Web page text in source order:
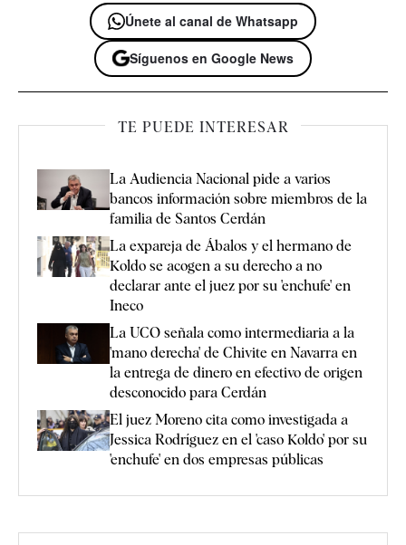
Únete al canal de Whatsapp
Síguenos en Google News
TE PUEDE INTERESAR
La Audiencia Nacional pide a varios
bancos información sobre miembros de la
familia de Santos Cerdán
La expareja de Ábalos y el hermano de
Koldo se acogen a su derecho a no
declarar ante el juez por su 'enchufe' en
Ineco
La UCO señala como intermediaria a la
'mano derecha' de Chivite en Navarra en
la entrega de dinero en efectivo de origen
desconocido para Cerdán
El juez Moreno cita como investigada a
Jessica Rodríguez en el 'caso Koldo' por su
'enchufe' en dos empresas públicas